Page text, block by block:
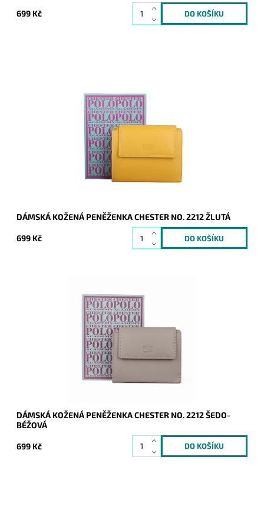
699 Kč
Elegantní a přitom jednoduchá kožená peněženka značky
Chester ve žluté barvě.
Skladem
20332
Chester
2 roky
DÁMSKÁ KOŽENÁ PENĚŽENKA CHESTER NO. 2212 ŽLUTÁ
699 Kč
Elegantní a přitom jednoduchá kožená peněženka značky
Chester v šedo-béžové barvě.
Skladem
20335
Chester
2 roky
DÁMSKÁ KOŽENÁ PENĚŽENKA CHESTER NO. 2212 ŠEDO-
BÉŽOVÁ
699 Kč